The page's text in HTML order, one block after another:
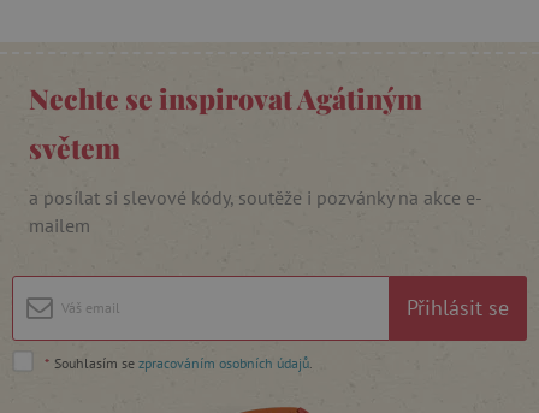
Nechte se inspirovat Agátiným
světem
a posílat si slevové kódy, soutěže i pozvánky na akce e-
mailem
Přihlásit se
* Souhlasím se zpracováním osobních údajů
cjConsent .agatinsvet.cz
CookieScriptConsent
CookieScript
www.agatinsvet.cz